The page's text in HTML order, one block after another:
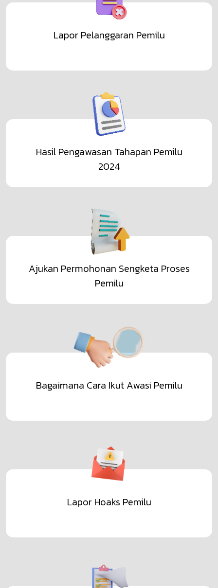
PENGUMUMAN HASIL SELEKSI ADMINISTRASI
CALON ANGGOTA PANWASLU KECAMATAN
BABAKANCIKAO
Lihat Selengkapnya
HASIL SELEKSI PENDAFTARAN PENDIDIKAN
PENGAWAS PARTISIPATIF (P2P) BAWASLU
KABUPATEN PURWAKARTA TAHUN 2026
Lihat Selengkapnya
Lapor Pelanggaran Pemilu
Hasil Pengawasan Tahapan Pemilu
2024
Ajukan Permohonan Sengketa Proses
Pemilu
Bagaimana Cara Ikut Awasi Pemilu
Lapor Hoaks Pemilu